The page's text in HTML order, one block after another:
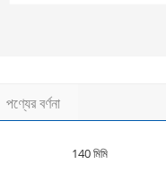
পণ্যের বর্ণনা
140 মিমি